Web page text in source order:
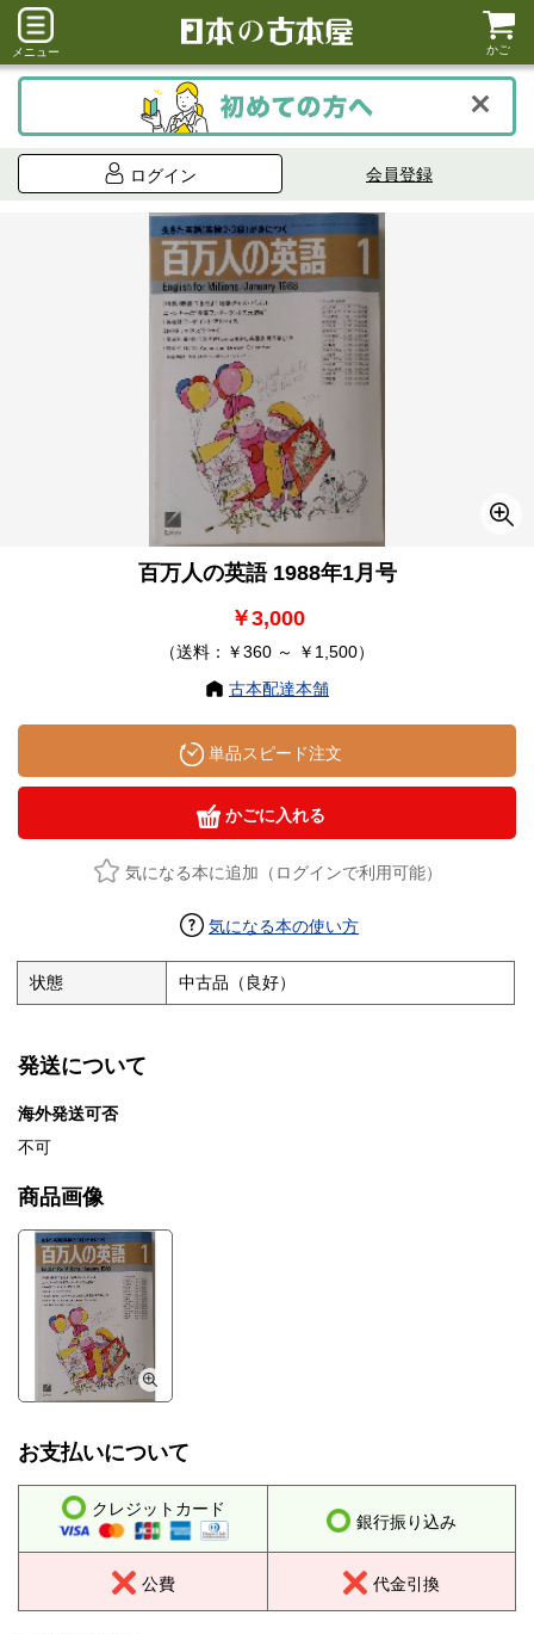
メニュー かご
ログイン 会員登録
百万人の英語 1988年1月号
￥3,000
（送料：￥360 ～ ￥1,500）
古本配達本舗
単品スピード注文
かごに入れる
気になる本に追加（ログインで利用可能）
気になる本の使い方
状態 中古品（良好）
発送について
海外発送可否
不可
商品画像
お支払いについて
クレジットカード
銀行振り込み
公費 代金引換